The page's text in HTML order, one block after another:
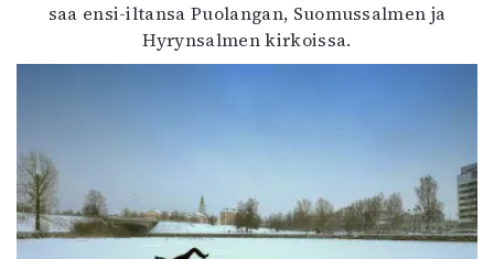
saa ensi-iltansa Puolangan, Suomussalmen ja
Hyrynsalmen kirkoissa.